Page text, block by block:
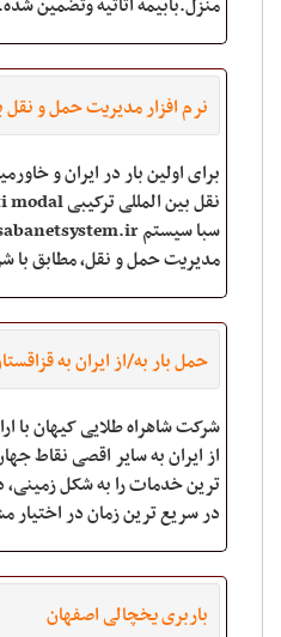
نرم افزار مدیریت حمل و نقل
برای اولین بار در ایران و
مدیریت حمل و نقل، مطابق با
حمل بار به/از ایران به
شرکت شاهراه طلایی کیهان با
از ایران به سایر اقصی نقاط
ترین خدمات را به شکل زمینی،
در سریع ترین زمان در اختیار
باربری یخچالی اصفهان